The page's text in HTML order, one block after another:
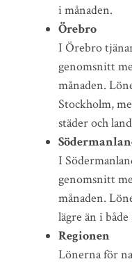
i månaden.
Örebro
I Örebro
genomsnitt
månaden.
Stockholm,
städer och
I
genomsnitt
månaden.
lägre än i
Regionen
Lönerna för